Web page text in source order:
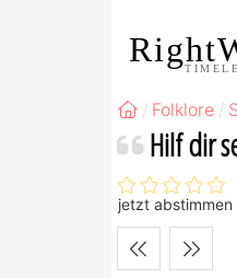
Folklore
Hilf dir
jetzt abstimmen